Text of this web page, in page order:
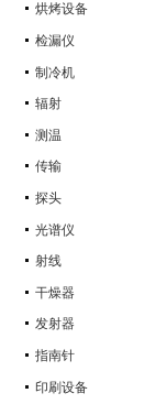
烘烤设备
检漏仪
制冷机
辐射
测温
传输
探头
光谱仪
射线
干燥器
发射器
指南针
印刷设备